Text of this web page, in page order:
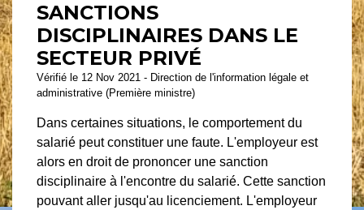
SANCTIONS
DISCIPLINAIRES DANS LE
SECTEUR PRIVÉ
Vérifié le 12 Nov 2021 - Direction de l'information légale et
administrative (Première ministre)
Dans certaines situations, le comportement du
salarié peut constituer une faute. L'employeur est
alors en droit de prononcer une sanction
disciplinaire à l'encontre du salarié. Cette sanction
pouvant aller jusqu'au licenciement. L'employeur